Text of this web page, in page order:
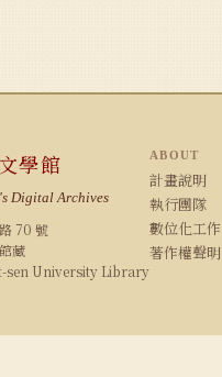
學館
Digital Archives
70 號
藏
sen University Library
ABOUT
計畫說明
執行團隊
數位化工作
著作權聲明